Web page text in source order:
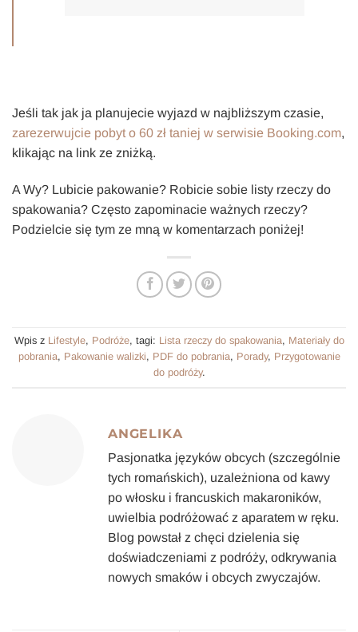
Jeśli tak jak ja planujecie wyjazd w najbliższym czasie,
zarezerwujcie pobyt o 60 zł taniej w serwisie Booking.com,
klikając na link ze zniżką.
A Wy? Lubicie pakowanie? Robicie sobie listy rzeczy do
spakowania? Często zapominacie ważnych rzeczy?
Podzielcie się tym ze mną w komentarzach poniżej!
Wpis z Lifestyle, Podróże, tagi: Lista rzeczy do spakowania, Materiały do
pobrania, Pakowanie walizki, PDF do pobrania, Porady, Przygotowanie
do podróży.
ANGELIKA
Pasjonatka języków obcych (szczególnie
tych romańskich), uzależniona od kawy
po włosku i francuskich makaroników,
uwielbia podróżować z aparatem w ręku.
Blog powstał z chęci dzielenia się
doświadczeniami z podróży, odkrywania
nowych smaków i obcych zwyczajów.